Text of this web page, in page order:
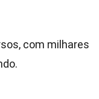
com milhares